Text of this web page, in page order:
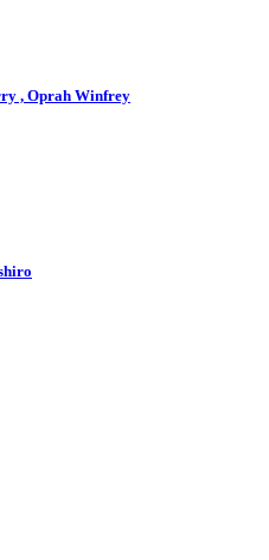
, Oprah Winfrey